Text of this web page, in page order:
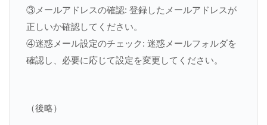
③メールアドレスの確認: 登録したメールアドレスが
正しいか確認してください。
④迷惑メール設定のチェック: 迷惑メールフォルダを
確認し、必要に応じて設定を変更してください。
（後略）